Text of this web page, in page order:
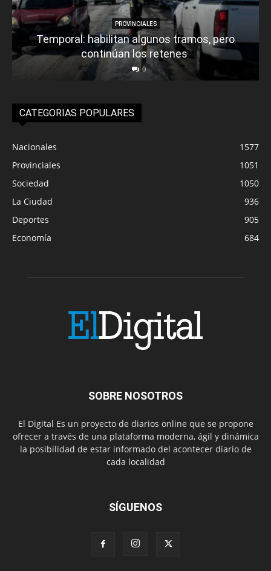
PROVINCIALES
Temporal: habilitan algunos tramos, pero
continúan los retenes
0
CATEGORIAS POPULARES
Nacionales
1577
Provinciales
1051
Sociedad
1050
La Ciudad
936
Deportes
905
Economía
684
SOBRE NOSOTROS
El Digital Es un proyecto de diarios online que se propone
ofrecer a través de una plataforma moderna, ágil y dinámica
la posibilidad de estar informado del acontecer diario de
cada localidad
SÍGUENOS